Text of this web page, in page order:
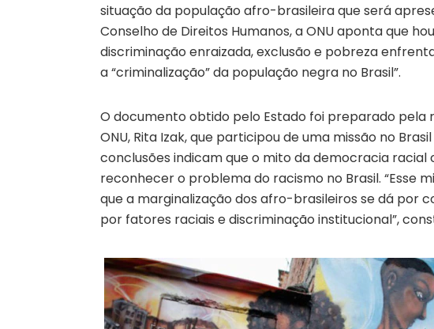
situação da população afro-brasileira que será
Conselho de Direitos Humanos, a ONU aponta que
discriminação enraizada, exclusão e pobreza
a “criminalização” da população negra no Brasil”.
O documento obtido pelo Estado foi preparado pela
ONU, Rita Izak, que participou de uma missão no
conclusões indicam que o mito da democracia
reconhecer o problema do racismo no Brasil. “Esse
que a marginalização dos afro-brasileiros se dá por
por fatores raciais e discriminação institucional”,